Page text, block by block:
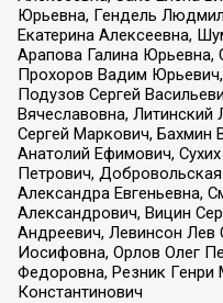
Юрьевна, Гендель
Екатерина Алексеевна,
Арапова Галина Юрьевна,
Прохоров Вадим
Подузов Сергей
Вячеславовна,
Сергей Маркович,
Анатолий Ефимович,
Петрович,
Александра Евгеньевна,
Александрович, Вицин
Андреевич, Левинсон Лев
Иосифовна, Орлов Олег
Федоровна, Резник Генри
Константинович